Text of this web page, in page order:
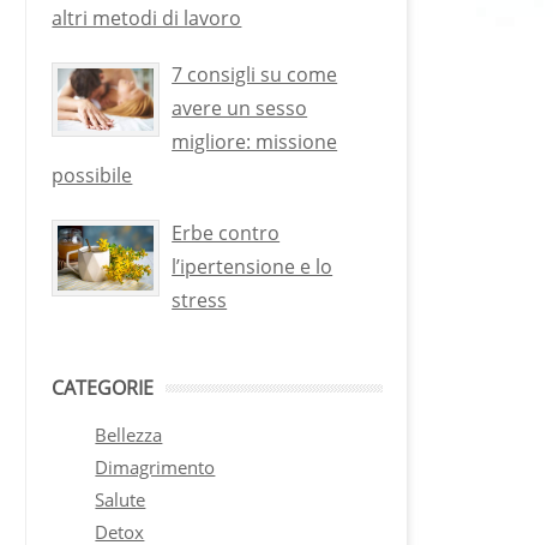
altri metodi di lavoro
7 consigli su come
avere un sesso
migliore: missione
possibile
Erbe contro
l’ipertensione e lo
stress
CATEGORIE
Bellezza
Dimagrimento
Salute
Detox